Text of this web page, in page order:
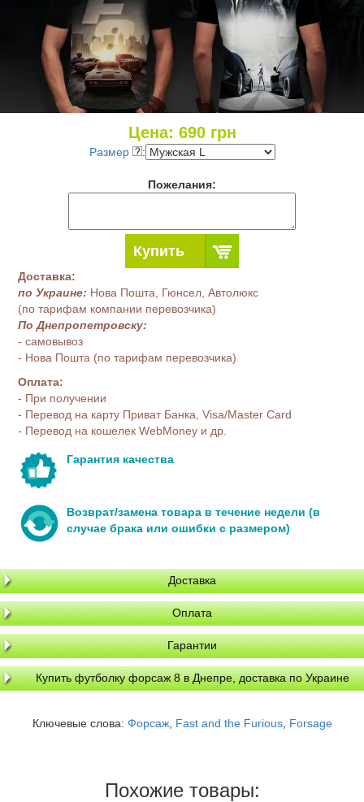
Цена: 690грн
Размер :
Пожелания:
Купить
Доставка:
по Украине: Нова Пошта, Гюнсел, Автолюкс
(по тарифам компании перевозчика)
По Днепропетровску:
- самовывоз
- Нова Пошта (по тарифам перевозчика)
Оплата:
- При получении
- Перевод на карту Приват Банка, Visa/Master Card
- Перевод на кошелек WebMoney и др.
Гарантия качества
Возврат/замена товара в течение недели (в
случае брака или ошибки с размером)
Доставка
Оплата
Гарантии
Купить футболку форсаж 8 в Днепре, доставка по Украине
Ключевые слова: Форсаж, Fast and the Furious, Forsage
Похожие товары: